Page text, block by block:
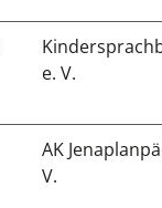
e. V.
AK
V.